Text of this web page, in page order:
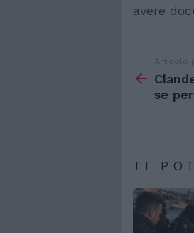
avere
di
Articolo
se
TI